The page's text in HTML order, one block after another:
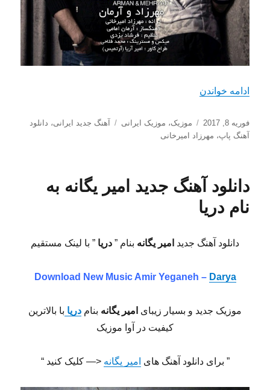
ادامه خواندن
ارسال
شده
فوریه 8, 2017 دسته‌ها
موزیک، موزیک ایرانی برچسب‌ها
آهنگ جدید ایرانی، دانلود
آهنگ پاپ، مهرزاد امیرخانی
دانلود آهنگ جدید امیر یگانه به
نام دریا
دانلود آهنگ جدید امیر یگانه بنام ” دریا ” با لینک مستقیم
Download New MusicAmir Yeganeh – Darya
موزیک جدید و بسیار زیبای امیر یگانه بنام دریا با بالاترین
کیفیت در آوا موزیک
” برای دانلود آهنگ های امیر یگانه <— کلیک کنید “